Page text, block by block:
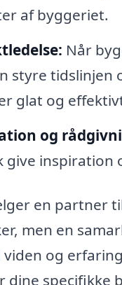
af byggeriet.
Når
styre tidslinjen
glat og
og
give inspiration
en partner
men en
viden og
dine specifikke